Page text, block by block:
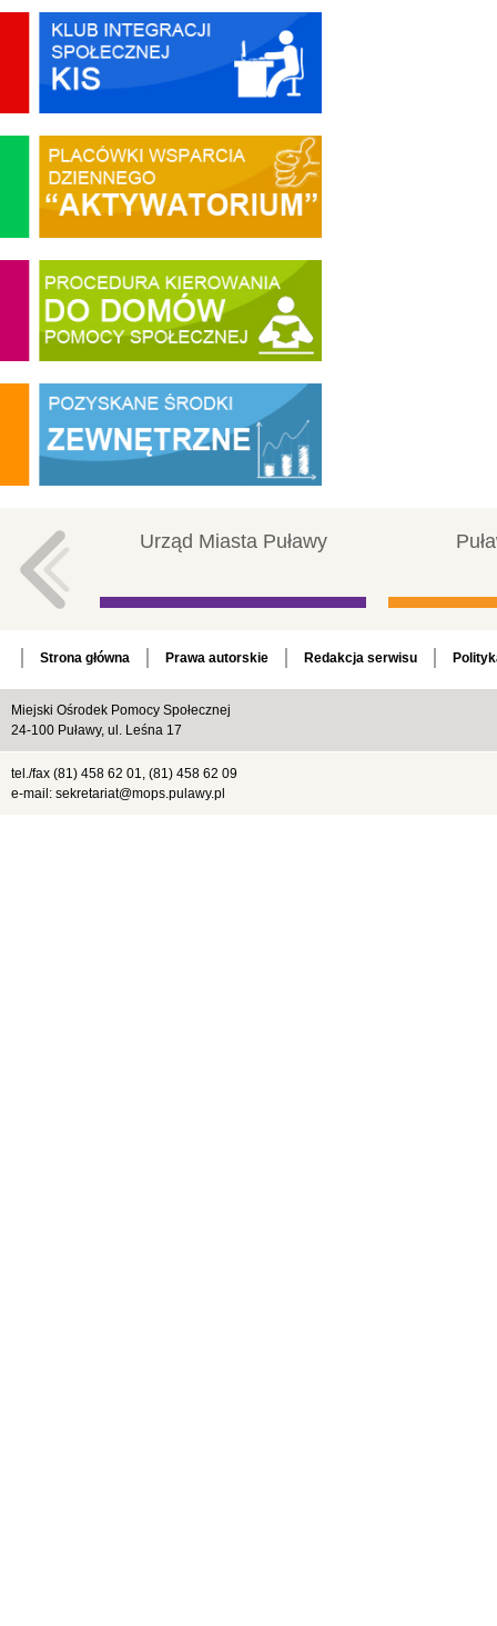
Urząd Miasta Puławy
Strona główna Prawa autorskie Redakcja serwisu
Miejski Ośrodek Pomocy Społecznej
24-100 Puławy, ul. Leśna 17
tel./fax (81) 458 62 01, (81) 458 62 09
e-mail: sekretariat@mops.pulawy.pl